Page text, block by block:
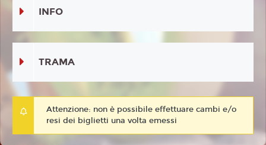
INFO
TRAMA
Attenzione: non è possibile effettuare cambi e/o
resi dei biglietti una volta emessi